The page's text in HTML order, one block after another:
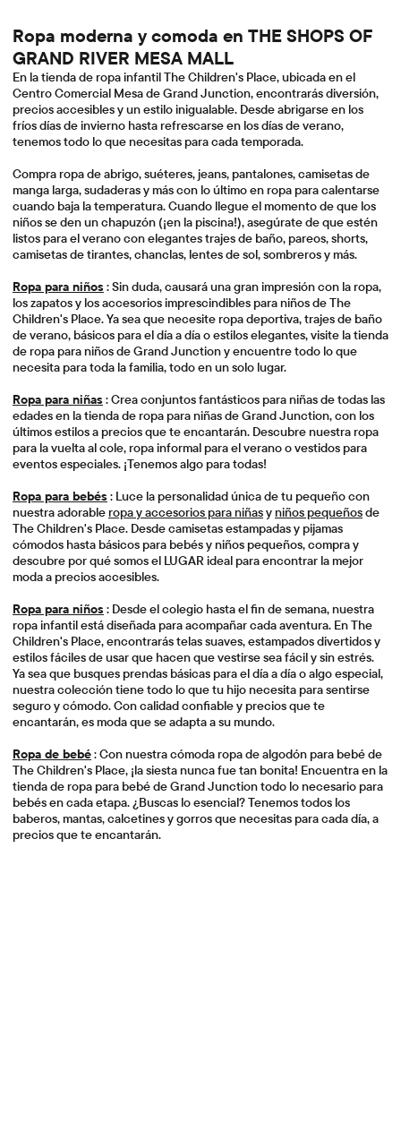
Ropa moderna y comoda en THE SHOPS OF
GRAND RIVER MESA MALL
En la tienda de ropa infantil The Children's Place, ubicada en el
Centro Comercial Mesa de Grand Junction, encontrarás diversión,
precios accesibles y un estilo inigualable. Desde abrigarse en los
fríos días de invierno hasta refrescarse en los días de verano,
tenemos todo lo que necesitas para cada temporada.
Compra ropa de abrigo, suéteres, jeans, pantalones, camisetas de
manga larga, sudaderas y más con lo último en ropa para calentarse
cuando baja la temperatura. Cuando llegue el momento de que los
niños se den un chapuzón (¡en la piscina!), asegúrate de que estén
listos para el verano con elegantes trajes de baño, pareos, shorts,
camisetas de tirantes, chanclas, lentes de sol, sombreros y más.
Ropa para niños : Sin duda, causará una gran impresión con la ropa,
los zapatos y los accesorios imprescindibles para niños de The
Children's Place. Ya sea que necesite ropa deportiva, trajes de baño
de verano, básicos para el día a día o estilos elegantes, visite la tienda
de ropa para niños de Grand Junction y encuentre todo lo que
necesita para toda la familia, todo en un solo lugar.
Ropa para niñas : Crea conjuntos fantásticos para niñas de todas las
edades en la tienda de ropa para niñas de Grand Junction, con los
últimos estilos a precios que te encantarán. Descubre nuestra ropa
para la vuelta al cole, ropa informal para el verano o vestidos para
eventos especiales. ¡Tenemos algo para todas!
Ropa para bebés : Luce la personalidad única de tu pequeño con
nuestra adorableropa y accesorios para niñasyniños pequeñosde
The Children's Place. Desde camisetas estampadas y pijamas
cómodos hasta básicos para bebés y niños pequeños, compra y
descubre por qué somos el LUGAR ideal para encontrar la mejor
moda a precios accesibles.
Ropa para niños : Desde el colegio hasta el fin de semana, nuestra
ropa infantil está diseñada para acompañar cada aventura. En The
Children's Place, encontrarás telas suaves, estampados divertidos y
estilos fáciles de usar que hacen que vestirse sea fácil y sin estrés.
Ya sea que busques prendas básicas para el día a día o algo especial,
nuestra colección tiene todo lo que tu hijo necesita para sentirse
seguro y cómodo. Con calidad confiable y precios que te
encantarán, es moda que se adapta a su mundo.
Ropa de bebé: Con nuestra cómoda ropa de algodón para bebé de
The Children's Place, ¡la siesta nunca fue tan bonita! Encuentra en la
tienda de ropa para bebé de Grand Junction todo lo necesario para
bebés en cada etapa. ¿Buscas lo esencial? Tenemos todos los
baberos, mantas, calcetines y gorros que necesitas para cada día, a
precios que te encantarán.